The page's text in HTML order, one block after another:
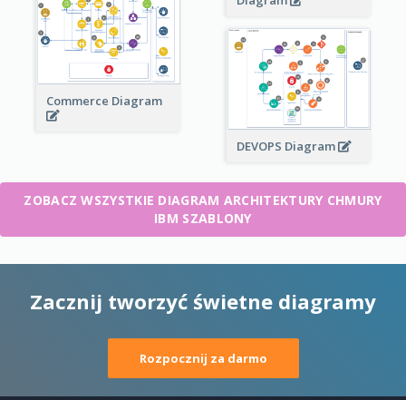
Commerce Diagram
DEVOPS Diagram
ZOBACZ WSZYSTKIE DIAGRAM ARCHITEKTURY CHMURY
IBM SZABLONY
Zacznij tworzyć świetne diagramy
Rozpocznij za darmo